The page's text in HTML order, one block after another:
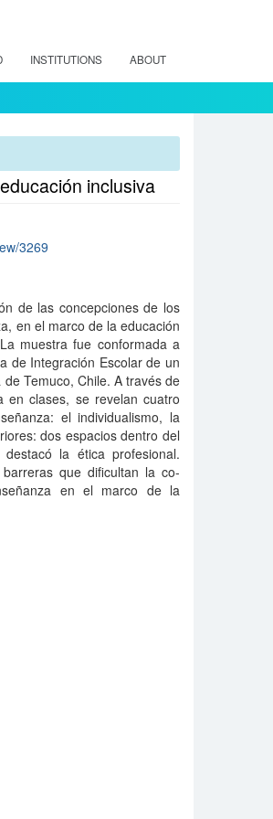
INSTITUTIONS ABOUT
inclusiva
3269
de las concepciones de los
en el marco de la educación
muestra fue conformada a
de Integración Escolar de un
Temuco, Chile. A través de
en clases, se revelan cuatro
el individualismo, la
dos espacios dentro del
la ética profesional.
que dificultan la co-
en el marco de la